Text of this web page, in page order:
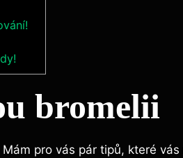
bromelii
pro vás pár tipů, které vás